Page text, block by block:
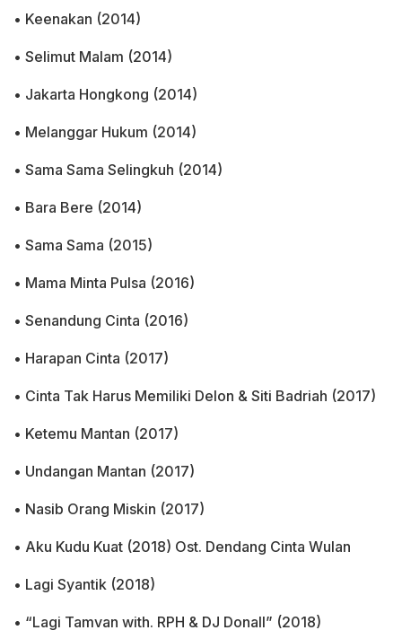
• Keenakan (2014)
• Selimut Malam (2014)
• Jakarta Hongkong (2014)
• Melanggar Hukum (2014)
• Sama Sama Selingkuh (2014)
• Bara Bere (2014)
• Sama Sama (2015)
• Mama Minta Pulsa (2016)
• Senandung Cinta (2016)
• Harapan Cinta (2017)
• Cinta Tak Harus Memiliki Delon & Siti Badriah (2017)
• Ketemu Mantan (2017)
• Undangan Mantan (2017)
• Nasib Orang Miskin (2017)
• Aku Kudu Kuat (2018) Ost. Dendang Cinta Wulan
• Lagi Syantik (2018)
• “Lagi Tamvan with. RPH & DJ Donall” (2018)